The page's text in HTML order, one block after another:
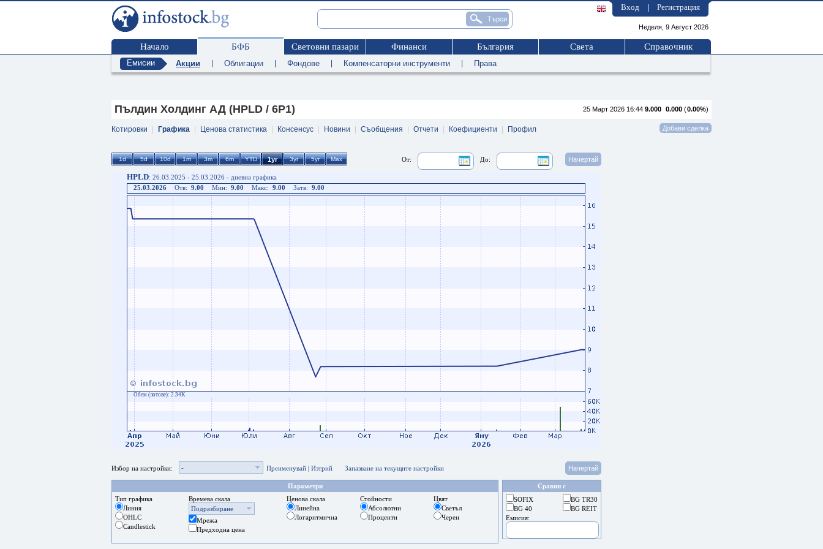
Вход Регистрация
Неделя, 9 Август 2026
Начало БФБ Световни пазари Финанси България Света Справочник
Емисии Акции Облигации Фондове Компенсаторни инструменти Права
25 Март 2026 16:44 9.000 0.000 (0.00%)
Пълдин Холдинг АД (HPLD / 6P1)
Котировки Графика Ценова статистика Консенсус Новини Съобщения Отчети Коефициенти Профил
До:
От:
HPLD: 26.03.2025 - 25.03.2026 - дневна графика
25.03.2026
Отв: 9.00 Мин: 9.00 Макс: 9.00 Затв: 9.00
Обем (лотове): 2.34K
Избор на настройки: - Преименувай | Изтрий Запазване на текущите настройки
Сравни с
BG TR30
BG REIT
SOFIX
BG 40
Емисия:
Параметри
Тип графика
Линия
OHLC
Candlestick
Времева скала
Подразбиране
Мрежа
Предходна цена
Ценова скала
Линейна
Логаритмична
Стойности
Абсолютни
Проценти
Цвят
Светъл
Черен